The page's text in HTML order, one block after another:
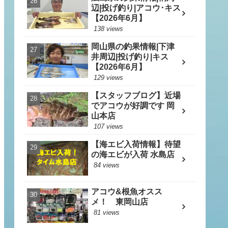
辺|投げ釣り|アコウ･キス
【2026年6月】
138 views
岡山県の釣果情報|下津
井周辺|投げ釣り|キス
【2026年6月】
129 views
【スタッフブログ】近場
でアコウが好調です 岡
山本店
107 views
【海エビ入荷情報】待望
の海エビが入荷 水島店
84 views
アコウ&根魚オスス
メ！ 東岡山店
81 views